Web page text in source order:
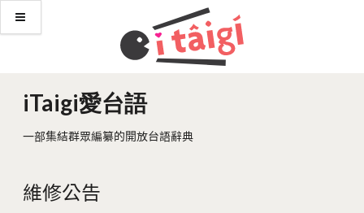
iTaigi愛台語
一部集結群眾編纂的開放台語辭典
維修公告